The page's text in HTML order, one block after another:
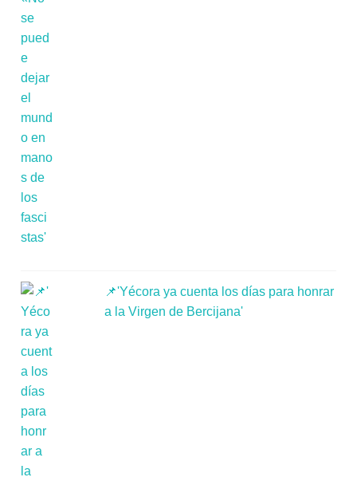
📌'Yécora ya cuenta los días para honrar
a la Virgen de Bercijana'